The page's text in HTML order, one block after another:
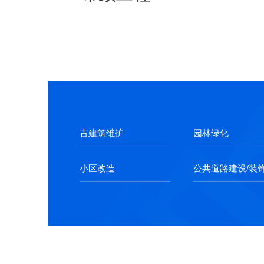
古建筑维护 园林绿化
小区改造 公共道路建设/装